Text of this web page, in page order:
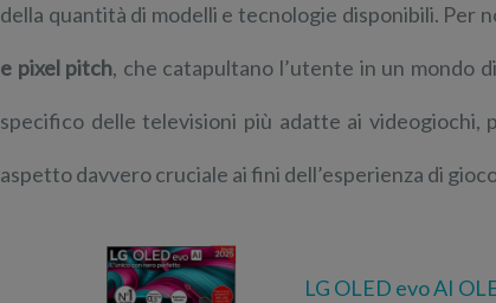
della quantità di modelli e tecnologie disponibili. Per
e pixel pitch, che catapultano l’utente in un mondo
specifico delle televisioni più adatte ai
aspetto davvero cruciale ai fini dell’esperienza di
LG OLED evo AI